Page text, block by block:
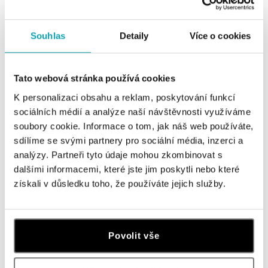
Souhlas Detaily Více o cookies
Tato webová stránka používá cookies
K personalizaci obsahu a reklam, poskytování funkcí
sociálních médií a analýze naší návštěvnosti využíváme
soubory cookie. Informace o tom, jak náš web používáte,
sdílíme se svými partnery pro sociální média, inzerci a
analýzy. Partneři tyto údaje mohou zkombinovat s
dalšími informacemi, které jste jim poskytli nebo které
získali v důsledku toho, že používáte jejich služby.
Povolit vše
ALO diamonds Hilton, Košice
Hlavná 123/1, 040 01 Košice
dnes otvorené od 09:00
ALOve OC Aupark, Bratislava
Einsteinova 3541/18, 851 01 Bratislava
tel.: +421917090556
dnes otvorené od 10:00
ALOve OC Eurovea, Bratislava
tel.: +421917090467
HALADA OC Avion, Bratislava